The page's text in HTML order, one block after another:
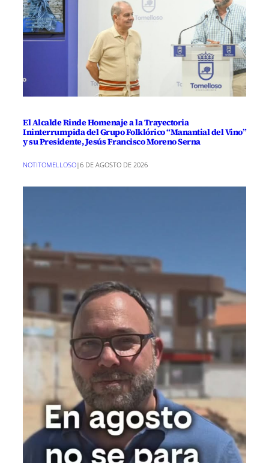
El Alcalde Rinde Homenaje a la Trayectoria
Ininterrumpida del Grupo Folklórico “Manantial del Vino”
y su Presidente, Jesús Francisco Moreno Serna
NOTITOMELLOSO|6 DE AGOSTO DE 2026